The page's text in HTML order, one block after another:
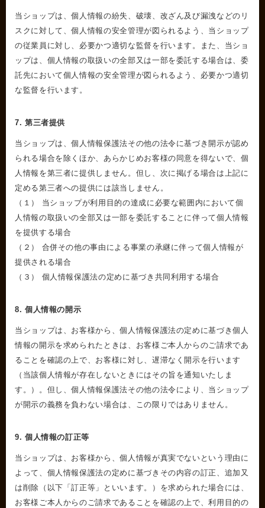
当ショップは、個人情報の紛失、破壊、改ざん及び漏洩などのリ
スクに対して、個人情報の安全管理が図られるよう、当ショップ
の従業員に対し、必要かつ適切な監督を行います。また、当ショ
ップは、個人情報の取扱いの全部又は一部を委託する場合は、委
託先において個人情報の安全管理が図られるよう、必要かつ適切
な監督を行います。
7. 第三者提供
当ショップは、個人情報保護法その他の法令に基づき開示が認め
られる場合を除くほか、あらかじめお客様の同意を得ないで、個
人情報を第三者に提供しません。但し、次に掲げる場合は上記に
定める第三者への提供には該当しません。
（１） 当ショップが利用目的の達成に必要な範囲内において個
人情報の取扱いの全部又は一部を委託することに伴って個人情報
を提供する場合
（２） 合併その他の事由による事業の承継に伴って個人情報が
提供される場合
（３） 個人情報保護法の定めに基づき共同利用する場合
8. 個人情報の開示
当ショップは、お客様から、個人情報保護法の定めに基づき個人
情報の開示を求められたときは、お客様ご本人からのご請求であ
ることを確認の上で、お客様に対し、遅滞なく開示を行います
（当該個人情報が存在しないときにはその旨を通知いたしま
す。）。但し、個人情報保護法その他の法令により、当ショップ
が開示の義務を負わない場合は、この限りではありません。
9. 個人情報の訂正等
当ショップは、お客様から、個人情報が真実でないという理由に
よって、個人情報保護法の定めに基づきその内容の訂正、追加又
は削除（以下「訂正等」といいます。）を求められた場合には、
お客様ご本人からのご請求であることを確認の上で、利用目的の